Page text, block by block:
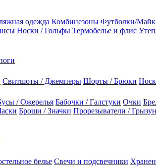
одежда Комбинезоны Футболки/
Носки / Гольфы Термобелье и флис
Свитшоты / Джемперы Шорты / Брюки
/ Ожерелья Бабочки / Галстуки Очки
Броши / Значки Прорезыватели /
белье Свечи и подсвечники